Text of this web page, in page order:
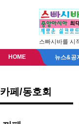
스빠시바를 시
HOME 뉴스&공
카페/동호회